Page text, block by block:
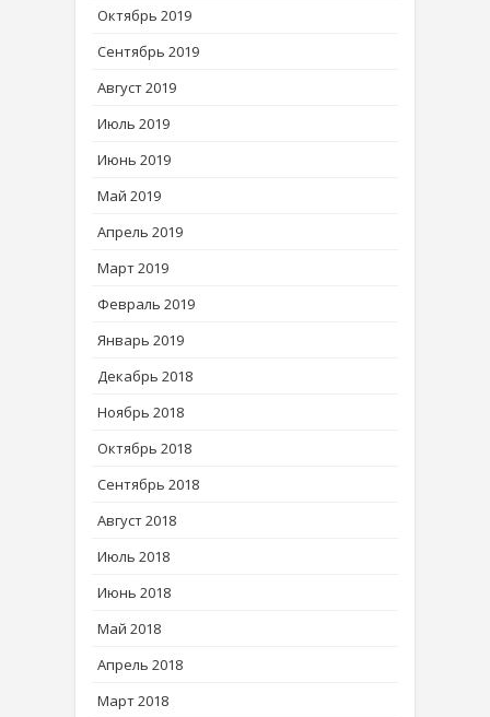
Октябрь 2019
Сентябрь 2019
Август 2019
Июль 2019
Июнь 2019
Май 2019
Апрель 2019
Март 2019
Февраль 2019
Январь 2019
Декабрь 2018
Ноябрь 2018
Октябрь 2018
Сентябрь 2018
Август 2018
Июль 2018
Июнь 2018
Май 2018
Апрель 2018
Март 2018